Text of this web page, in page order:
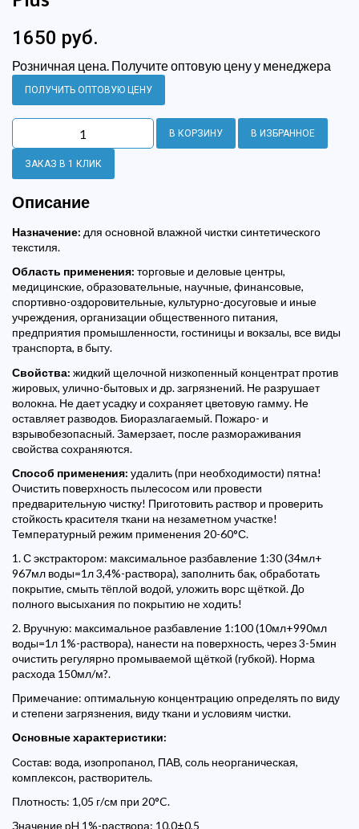
1650 руб.
Розничная цена. Получите оптовую цену у менеджера
ПОЛУЧИТЬ ОПТОВУЮ ЦЕНУ
В КОРЗИНУ В ИЗБРАННОЕ
ЗАКАЗ В 1 КЛИК
Описание
Назначение: для основной влажной чистки синтетического
текстиля.
Область применения: торговые и деловые центры,
медицинские, образовательные, научные, финансовые,
спортивно-оздоровительные, культурно-досуговые и иные
учреждения, организации общественного питания,
предприятия промышленности, гостиницы и вокзалы, все виды
транспорта, в быту.
Свойства: жидкий щелочной низкопенный концентрат против
жировых, улично-бытовых и др. загрязнений. Не разрушает
волокна. Не дает усадку и сохраняет цветовую гамму. Не
оставляет разводов. Биоразлагаемый. Пожаро- и
взрывобезопасный. Замерзает, после размораживания
свойства сохраняются.
Способ применения: удалить (при необходимости) пятна!
Очистить поверхность пылесосом или провести
предварительную чистку! Приготовить раствор и проверить
стойкость красителя ткани на незаметном участке!
Температурный режим применения 20-60°С.
1. С экстрактором: максимальное разбавление 1:30 (34мл+
967мл воды=1л 3,4%-раствора), заполнить бак, обработать
покрытие, смыть тёплой водой, уложить ворс щёткой. До
полного высыхания по покрытию не ходить!
2. Вручную: максимальное разбавление 1:100 (10мл+990мл
воды=1л 1%-раствора), нанести на поверхность, через 3-5мин
очистить регулярно промываемой щёткой (губкой). Норма
расхода 150мл/м?.
Примечание: оптимальную концентрацию определять по виду
и степени загрязнения, виду ткани и условиям чистки.
Основные характеристики:
Состав: вода, изопропанол, ПАВ, соль неорганическая,
комплексон, растворитель.
Плотность: 1,05 г/см при 20°C.
Значение pH 1%-раствора: 10,0±0,5